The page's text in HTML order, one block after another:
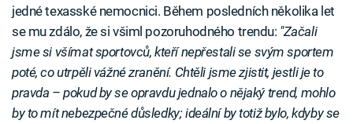
jedné texasské nemocnici. Během posledních několika let
se mu zdálo, že si všiml pozoruhodného trendu: "Začali
jsme si všímat sportovců, kteří nepřestali se svým sportem
poté, co utrpěli vážné zranění. Chtěli jsme zjistit, jestli je to
pravda – pokud by se opravdu jednalo o nějaký trend, mohlo
by to mít nebezpečné důsledky; ideální by totiž bylo, kdyby se